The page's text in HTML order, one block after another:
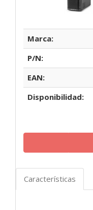
Marca:
P/N:
EAN:
Disponibilidad:
Características